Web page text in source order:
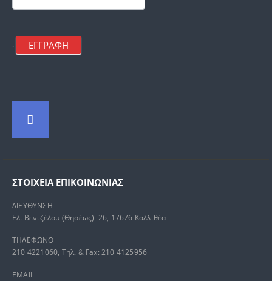
. ΕΓΓΡΑΦΗ
ΣΤΟΙΧΕΊΑ ΕΠΙΚΟΙΝΩΝΊΑΣ
ΔΙΕΥΘΥΝΣΗ
Ελ. Βενιζέλου (Θησέως) 26, 17676 Καλλιθέα
ΤΗΛΕΦΩΝΟ
210 4221060, Τηλ. & Fax: 210 4125956
EMAIL